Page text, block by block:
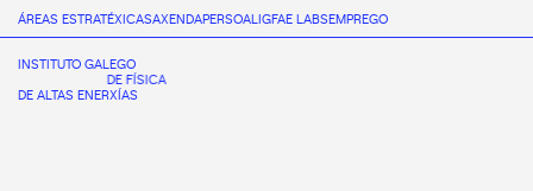
ÁREAS ESTRATÉXICASAXENDAPERSOALIGFAE LABSEMPREGO
INSTITUTO GALEGO
DE FÍSICA
DE ALTAS ENERXÍAS